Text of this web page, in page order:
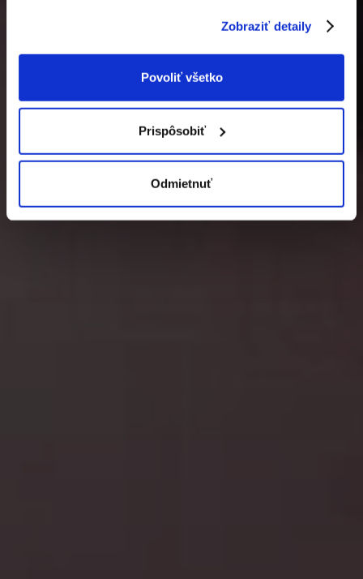
Zobraziť detaily
Povoliť všetko
Prispôsobiť
Odmietnuť
Ochráňte svoje vozidlo pred poškodením
ZISTIŤ VIAC